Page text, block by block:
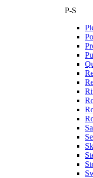
P-S